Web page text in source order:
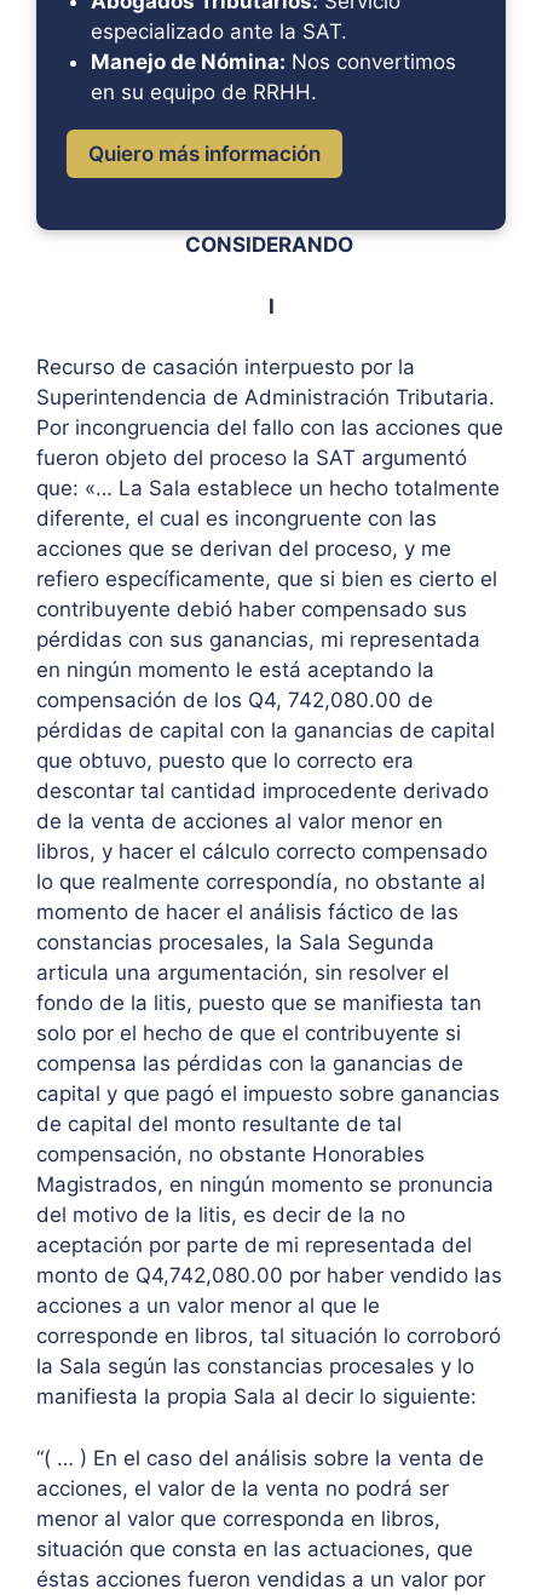
especializado ante la SAT.
Manejo de Nómina: Nos convertimos
en su equipo de RRHH.
Quiero más información
CONSIDERANDO
I
Recurso de casación interpuesto por la
Superintendencia de Administración Tributaria.
Por incongruencia del fallo con las acciones que
fueron objeto del proceso la SAT argumentó
que: «… La Sala establece un hecho totalmente
diferente, el cual es incongruente con las
acciones que se derivan del proceso, y me
refiero específicamente, que si bien es cierto el
contribuyente debió haber compensado sus
pérdidas con sus ganancias, mi representada
en ningún momento le está aceptando la
compensación de los Q4, 742,080.00 de
pérdidas de capital con la ganancias de capital
que obtuvo, puesto que lo correcto era
descontar tal cantidad improcedente derivado
de la venta de acciones al valor menor en
libros, y hacer el cálculo correcto compensado
lo que realmente correspondía, no obstante al
momento de hacer el análisis fáctico de las
constancias procesales, la Sala Segunda
articula una argumentación, sin resolver el
fondo de la litis, puesto que se manifiesta tan
solo por el hecho de que el contribuyente si
compensa las pérdidas con la ganancias de
capital y que pagó el impuesto sobre ganancias
de capital del monto resultante de tal
compensación, no obstante Honorables
Magistrados, en ningún momento se pronuncia
del motivo de la litis, es decir de la no
aceptación por parte de mi representada del
monto de Q4,742,080.00 por haber vendido las
acciones a un valor menor al que le
corresponde en libros, tal situación lo corroboró
la Sala según las constancias procesales y lo
manifiesta la propia Sala al decir lo siguiente:
“( … ) En el caso del análisis sobre la venta de
acciones, el valor de la venta no podrá ser
menor al valor que corresponda en libros,
situación que consta en las actuaciones, que
éstas acciones fueron vendidas a un valor por